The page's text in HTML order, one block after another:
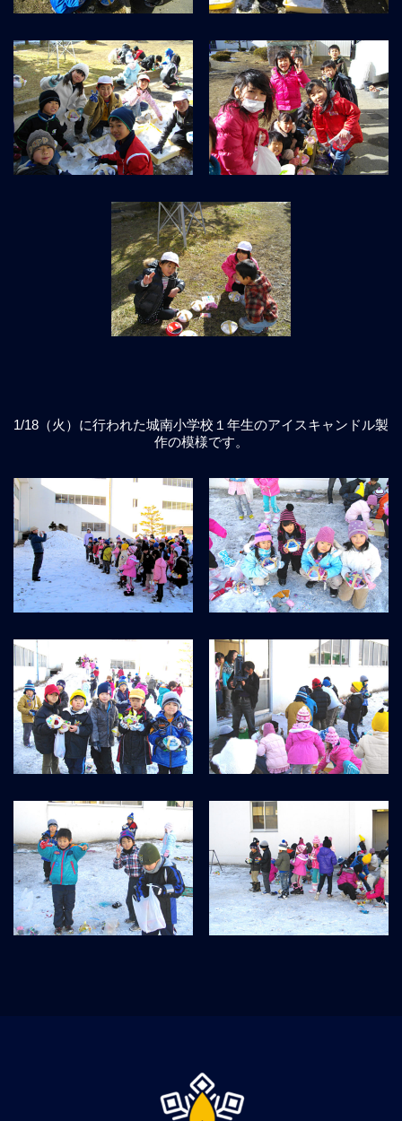
1/18（火）に行われた城南小学校１年生のアイスキャンドル製
作の模様です。